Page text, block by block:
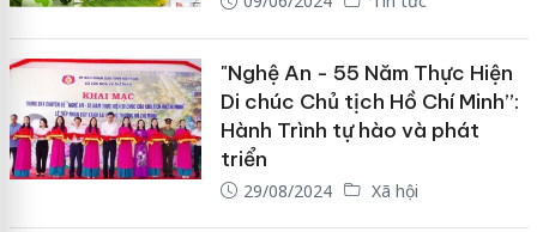
"Nghệ An - 55 Năm Thực Hiện
Di chúc Chủ tịch Hồ Chí Minh”:
Hành Trình tự hào và phát
triển
29/08/2024 Xã hội